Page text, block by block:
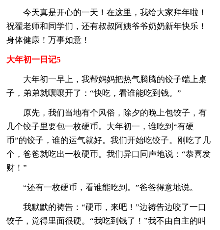
今天真是开心的一天！在这里，我给大家拜年啦！
祝翟老师和同学们，还有叔叔阿姨爷爷奶奶新年快乐！
身体健康！万事如意！
大年初一日记5
大年初一早上，我帮妈妈把热气腾腾的饺子端上桌
子，弟弟就嚷嚷开了：“快吃，看谁能吃到钱。”
原先，我们当地有个风俗，除夕的晚上包饺子，有
几个饺子里要包一枚硬币。大年初一，谁吃到“有硬
币”的饺子，谁的运气就好。我们开始吃饺子。刚吃了几
个，爸爸就吃出一枚硬币。我们异口同声地说：“恭喜发
财！”
“还有一枚硬币，看谁能吃到。”爸爸得意地说。
我默默的祷告：“硬币，来吧！”边祷告边咬了一口
饺子，觉得里面很硬。“我吃到钱了！”我不由自主的叫